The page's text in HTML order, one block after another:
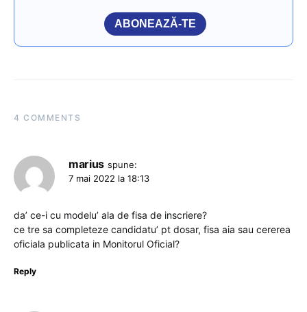
ABONEAZĂ-TE
4 COMMENTS
marius spune:
7 mai 2022 la 18:13
da’ ce-i cu modelu’ ala de fisa de inscriere?
ce tre sa completeze candidatu’ pt dosar, fisa aia sau cererea
oficiala publicata in Monitorul Oficial?
Reply